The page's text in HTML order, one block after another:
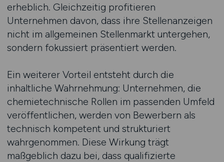
erheblich. Gleichzeitig profitieren
Unternehmen davon, dass ihre Stellenanzeigen
nicht im allgemeinen Stellenmarkt untergehen,
sondern fokussiert präsentiert werden.
Ein weiterer Vorteil entsteht durch die
inhaltliche Wahrnehmung: Unternehmen, die
chemietechnische Rollen im passenden Umfeld
veröffentlichen, werden von Bewerbern als
technisch kompetent und strukturiert
wahrgenommen. Diese Wirkung trägt
maßgeblich dazu bei, dass qualifizierte